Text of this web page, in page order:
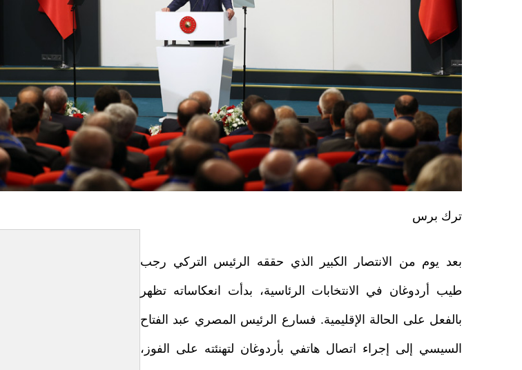
ترك برس
بعد يوم من الانتصار الكبير الذي حققه الرئيس التركي رجب
طيب أردوغان في الانتخابات الرئاسية، بدأت انعكاساته تظهر
بالفعل على الحالة الإقليمية. فسارع الرئيس المصري عبد الفتاح
السيسي إلى إجراء اتصال هاتفي بأردوغان لتهنئته على الفوز،